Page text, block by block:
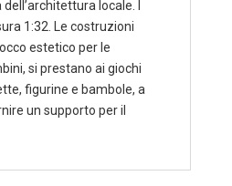
locale. I
1:32. Le costruzioni
estetico per le
si prestano ai giochi
figurine e bambole, a
un supporto per il